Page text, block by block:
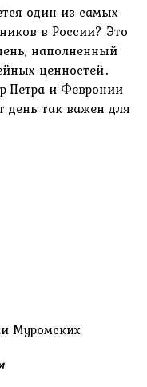
один из самых
в России? Это
наполненный
ценностей․
Петра и Февронии
день так важен для
Муромских